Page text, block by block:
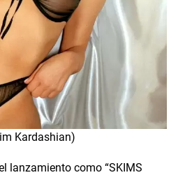
Kardashian)
lanzamiento como “SKIMS